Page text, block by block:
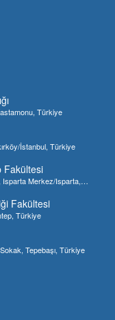
Türkiye
İstanbul, Türkiye
Fakültesi
Isparta Merkez/Isparta,
Fakültesi
Türkiye
Tepebaşı, Türkiye